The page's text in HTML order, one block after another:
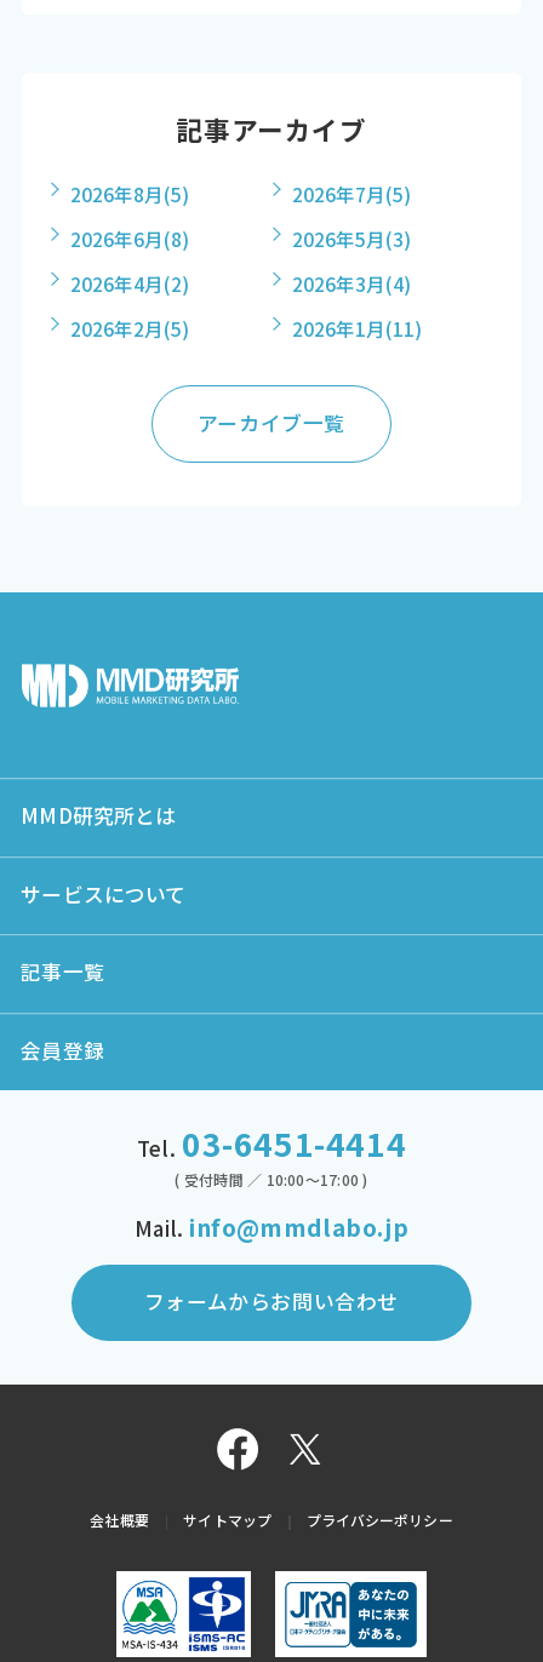
記事アーカイブ
2026年8月(5) 2026年7月(5)
2026年6月(8) 2026年5月(3)
2026年4月(2) 2026年3月(4)
2026年2月(5) 2026年1月(11)
アーカイブ一覧
MMD研究所とは
サービスについて
記事一覧
会員登録
Tel. 03-6451-4414
( 受付時間 ／ 10:00～17:00 )
Mail. info@mmdlabo.jp
フォームからお問い合わせ
会社概要 サイトマップ プライバシーポリシー